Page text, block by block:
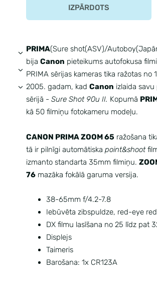
›
›
›
IZPĀRDOTS
PRIMA(Sure shot(ASV)/
bija Canon pieteikums autofokusa
PRIMA sērijas kameras tika ražotas no
2005. gadam, kad Canon izlaida
sērijā - Sure Shot 90u II. Kopumā
kā 50 filmiņu fotokameru modeļu.
CANON PRIMA ZOOM 65ražošana
tā ir pilnīgi automātiska point&shoot
izmanto standarta 35mm filmiņu.
76mazāka fokālā garuma versija.
38-65mm f/4.2-7.8
Iebūvēta zibspuldze, red-eye
DX filmu lasīšana no 25 līdz pat
Displejs
Taimeris
Barošana: 1x CR123A